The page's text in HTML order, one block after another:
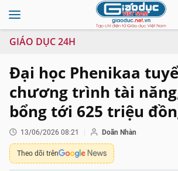
GIÁO DỤC 24H
Đại học Phenikaa
chương trình tài
bổng tới 625 triệu
13/06/2026 08:21 Doãn Nhàn
Theo dõi trên